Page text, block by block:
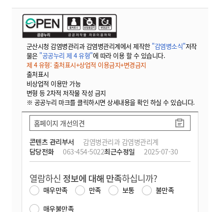
군산시청 감염병관리과 감염병관리계에서 제작한 "감염병소식"저작
물은 "공공누리 제 4 유형"에 따라 이용 할 수 있습니다.
제 4 유형: 출처표시+상업적 이용금지+변경금지
출처표시
비상업적 이용만 가능
변형 등 2차적 저작물 작성 금지
※ 공공누리 마크를 클릭하시면 상세내용을 확인 하실 수 있습니다.
콘텐츠 관리부서
감염병관리과 감염병관리계
담당전화
063-454-5022최근수정일 2025-07-30
홈페이지 개선의견
열람하신 정보에 대해 만족하십니까?
매우만족 만족 보통
불만족
매우불만족